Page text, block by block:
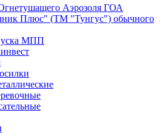
Аэрозоля ГОА
Плюс" (ТМ "Тунгус") обычного
МПП